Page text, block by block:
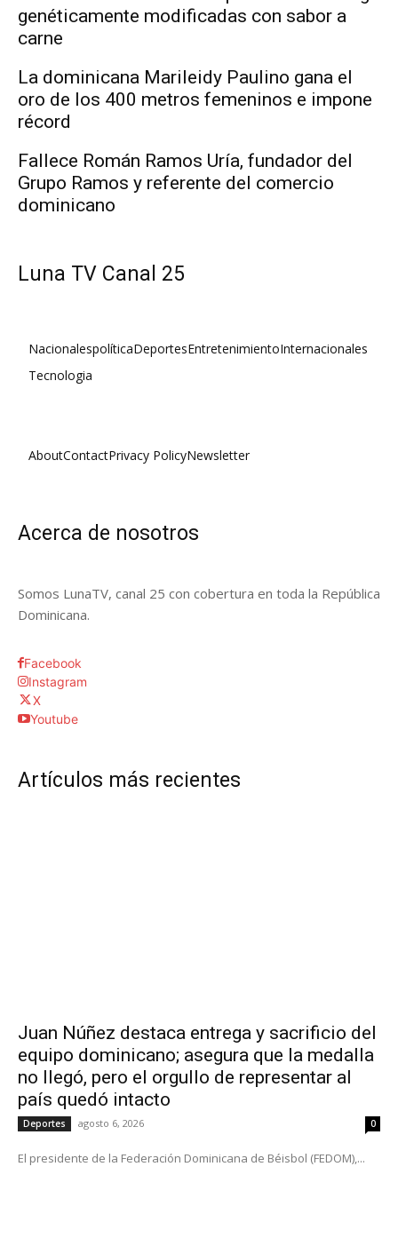
genéticamente modificadas con sabor a
carne
La dominicana Marileidy Paulino gana el
oro de los 400 metros femeninos e impone
récord
Fallece Román Ramos Uría, fundador del
Grupo Ramos y referente del comercio
dominicano
Luna TV Canal 25
NacionalespolíticaDeportesEntretenimientoInternacionales
Tecnologia
AboutContactPrivacy PolicyNewsletter
Acerca de nosotros
Somos LunaTV, canal 25 con cobertura en toda la República
Dominicana.
Facebook
Instagram
X
Youtube
Artículos más recientes
Juan Núñez destaca entrega y sacrificio del
equipo dominicano; asegura que la medalla
no llegó, pero el orgullo de representar al
país quedó intacto
Deportes agosto 6, 2026 0
El presidente de la Federación Dominicana de Béisbol (FEDOM),...